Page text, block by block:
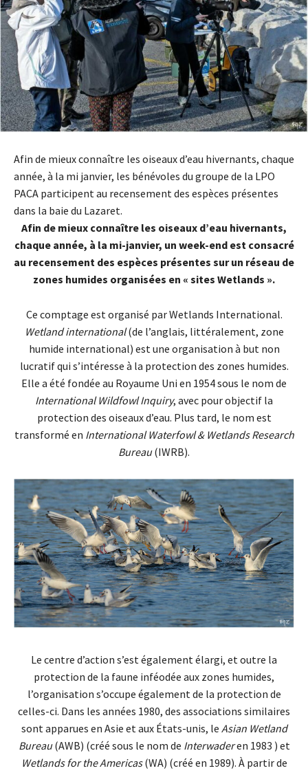
Afin de mieux connaître les oiseaux d’eau hivernants, chaque
année, à la mi janvier, les bénévoles du groupe de la LPO
PACA participent au recensement des espèces présentes
dans la baie du Lazaret.
Afin de mieux connaître les oiseaux d’eau hivernants,
chaque année, à la mi-janvier, un week-end est consacré
au recensement des espèces présentes sur un réseau de
zones humides organisées en « sites Wetlands ».
Wetland international(de l’anglais, littéralement, zone
humide international) est une organisation à but non
lucratif qui s’intéresse à la protection des zones humides.
International Wildfowl Inquiry, avec pour objectif la
protection des oiseaux d’eau. Plus tard, le nom est
transformé en International Waterfowl & Wetlands Research
Bureau(IWRB).
Le centre d’action s’est également élargi, et outre la
protection de la faune inféodée aux zones humides,
l’organisation s’occupe également de la protection de
celles-ci. Dans les années 1980, des associations similaires
sont apparues en Asie et aux États-unis, le Asian Wetland
Bureau(AWB) (créé sous le nom de Interwader
Wetlands for the Americas(WA) (créé en 1989). À partir de